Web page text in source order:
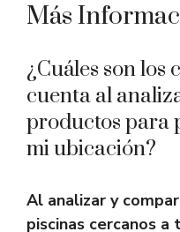
Más
¿Cuáles son los
cuenta al
productos para
mi ubicación?
Al analizar y
piscinas cercanos a